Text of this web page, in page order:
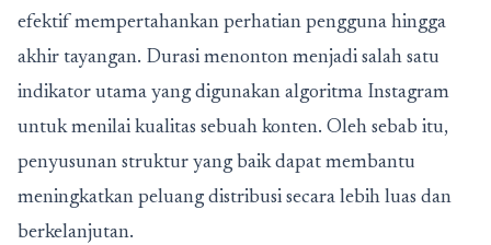
efektif mempertahankan perhatian pengguna hingga
akhir tayangan. Durasi menonton menjadi salah satu
indikator utama yang digunakan algoritma Instagram
untuk menilai kualitas sebuah konten. Oleh sebab itu,
penyusunan struktur yang baik dapat membantu
meningkatkan peluang distribusi secara lebih luas dan
berkelanjutan.